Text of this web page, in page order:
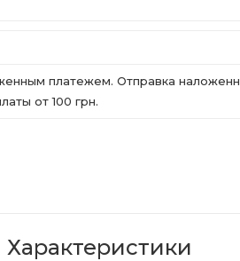
платежем. Отправка
от 100 грн.
Характеристики